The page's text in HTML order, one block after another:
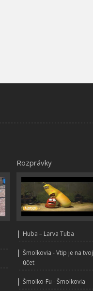
Rozprávky
| Huba – Larva Tuba
| Šmolkovia - Vtip je na tvoj
účet
| Šmolko-Fu - Šmolkovia